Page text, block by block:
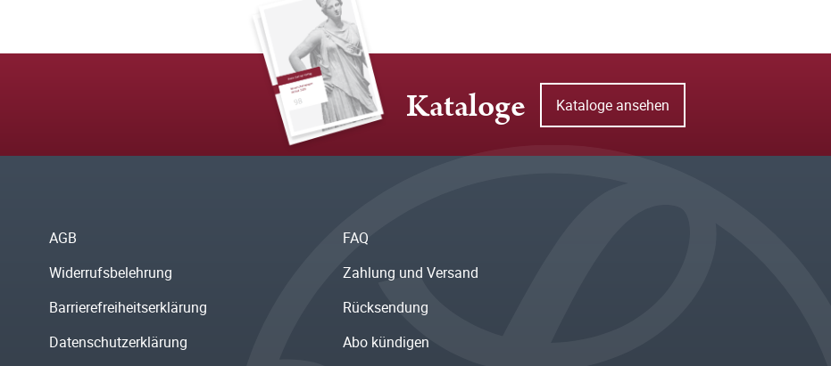
Kataloge Kataloge ansehen
AGB
Widerrufsbelehrung
Barrierefreiheitserklärung
Datenschutzerklärung
FAQ
Zahlung und Versand
Rücksendung
Abo kündigen